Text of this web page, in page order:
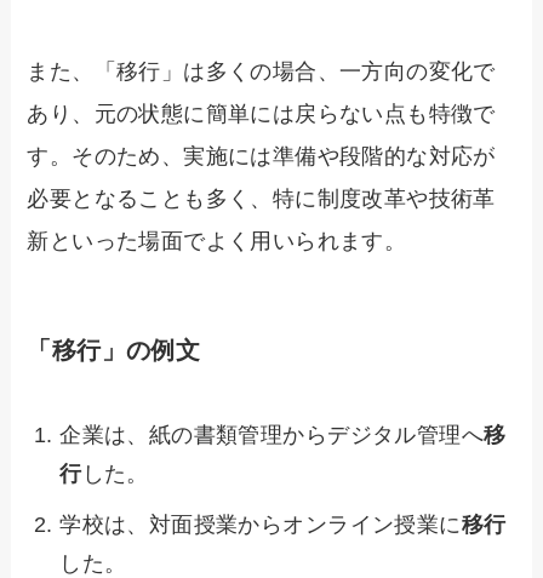
また、「移行」は多くの場合、一方向の変化で
あり、元の状態に簡単には戻らない点も特徴で
す。そのため、実施には準備や段階的な対応が
必要となることも多く、特に制度改革や技術革
新といった場面でよく用いられます。
「移行」の例文
企業は、紙の書類管理からデジタル管理へ移
行した。
学校は、対面授業からオンライン授業に移行
した。